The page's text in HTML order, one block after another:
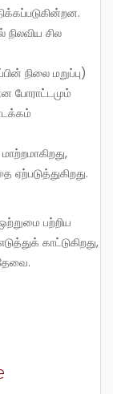
சில
நிலை மறுப்பு)
போராட்டமும்
காட்டுகிறது,